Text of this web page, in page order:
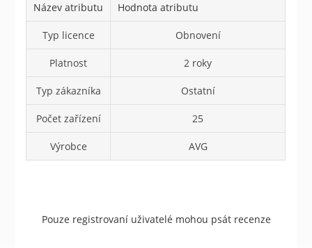
Název atributu Hodnota atributu
Typ licence Obnovení
Platnost 2 roky
Typ zákazníka Ostatní
Počet zařízení 25
Výrobce AVG
Pouze registrovaní uživatelé mohou psát recenze